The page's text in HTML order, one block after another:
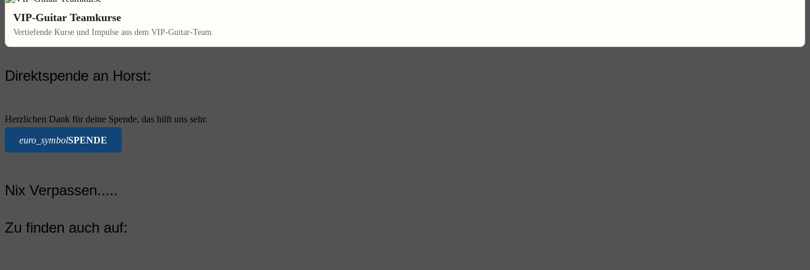
VIP-Guitar Teamkurse
Vertiefende Kurse und Impulse aus dem VIP-Guitar-Team.
Direktspende an Horst:
Herzlichen Dank für deine Spende, das hilft uns sehr.
euro_symbolSPENDE
Nix Verpassen.....
Zu finden auch auf: